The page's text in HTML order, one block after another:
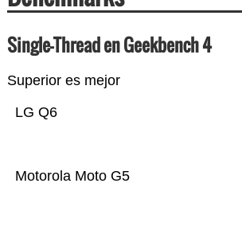
Single-Thread en Geekbench 4
Superior es mejor
Motorola Moto G5
LG Q6